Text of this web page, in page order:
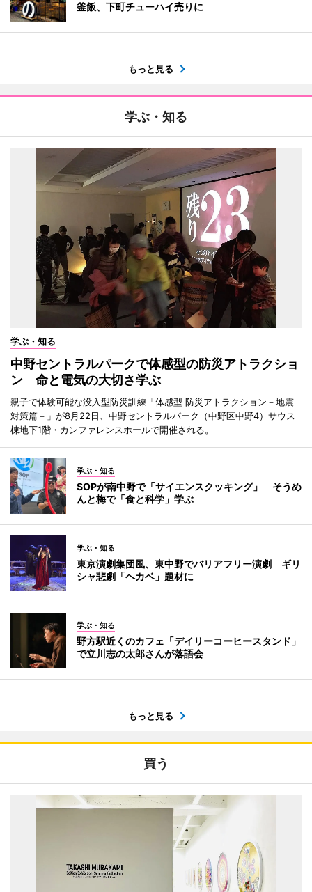
釜飯、下町チューハイ売りに
もっと見る
学ぶ・知る
学ぶ・知る
中野セントラルパークで体感型の防災アトラクショ
ン 命と電気の大切さ学ぶ
親子で体験可能な没入型防災訓練「体感型 防災アトラクション－地震
対策篇－」が8月22日、中野セントラルパーク（中野区中野4）サウス
棟地下1階・カンファレンスホールで開催される。
学ぶ・知る
SOPが南中野で「サイエンスクッキング」 そうめ
んと梅で「食と科学」学ぶ
学ぶ・知る
東京演劇集団風、東中野でバリアフリー演劇 ギリ
シャ悲劇「ヘカベ」題材に
学ぶ・知る
野方駅近くのカフェ「デイリーコーヒースタンド」
で立川志の太郎さんが落語会
もっと見る
買う